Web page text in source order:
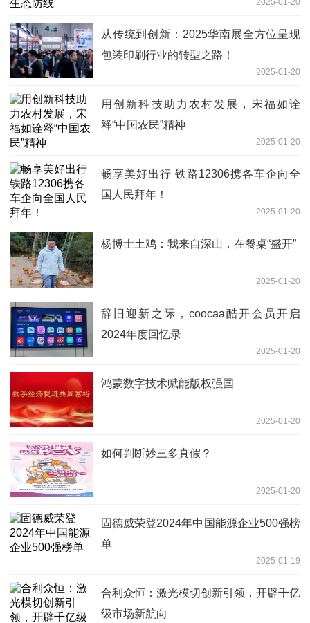
从传统到创新：2025华南展全方位呈现
包装印刷行业的转型之路！
2025-01-20
用创新科技助力农村发展，宋福如诠
释“中国农民”精神
2025-01-20
畅享美好出行 铁路12306携各车企向全
国人民拜年！
2025-01-20
杨博士土鸡：我来自深山，在餐桌“盛开”
2025-01-20
辞旧迎新之际，coocaa酷开会员开启
2024年度回忆录
2025-01-20
鸿蒙数字技术赋能版权强国
2025-01-20
如何判断妙三多真假？
2025-01-20
固德威荣登2024年中国能源企业500强榜
单
2025-01-19
合利众恒：激光模切创新引领，开辟千亿
级市场新航向